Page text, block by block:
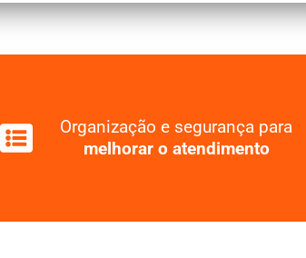
Organização e segurança para
melhorar o atendimento